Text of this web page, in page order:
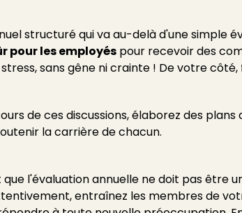
structuré qui va au-delà d'une simple
pour les employés pour recevoir des
sans gêne ni crainte ! De votre
de ces discussions, élaborez des
la carrière de chacun.
l'évaluation annuelle ne doit pas être
entraînez les membres de